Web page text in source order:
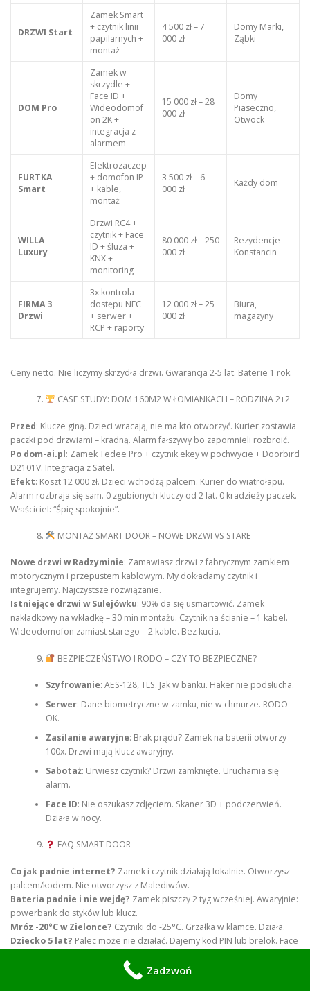
DRZWI Start
Zamek Smart
+ czytnik linii
papilarnych +
montaż
4 500 zł – 7
000 zł
Domy Marki,
Ząbki
DOM Pro
Zamek w
skrzydle +
Face ID +
Wideodomof
on 2K +
integracja z
alarmem
15 000 zł – 28
000 zł
Domy
Piaseczno,
Otwock
FURTKA
Smart
Elektrozaczep
+ domofon IP
+ kable,
montaż
3 500 zł – 6
000 zł
Każdy dom
WILLA
Luxury
Drzwi RC4 +
czytnik + Face
ID + śluza +
KNX +
monitoring
80 000 zł – 250
000 zł
Rezydencje
Konstancin
FIRMA 3
Drzwi
3x kontrola
dostępu NFC
+ serwer +
RCP + raporty
12 000 zł – 25
000 zł
Biura,
magazyny
Ceny netto. Nie liczymy skrzydła drzwi. Gwarancja 2-5 lat. Baterie 1 rok.
CASE STUDY: DOM 160M2 W ŁOMIANKACH – RODZINA 2+2
Przed: Klucze giną. Dzieci wracają, nie ma kto otworzyć. Kurier zostawia
paczki pod drzwiami – kradną. Alarm fałszywy bo zapomnieli rozbroić.
Po dom-ai.pl: Zamek Tedee Pro + czytnik ekey w pochwycie + Doorbird
D2101V. Integracja z Satel.
Efekt: Koszt 12 000 zł. Dzieci wchodzą palcem. Kurier do wiatrołapu.
Alarm rozbraja się sam. 0 zgubionych kluczy od 2 lat. 0 kradzieży paczek.
Właściciel: “Śpię spokojnie”.
MONTAŻ SMART DOOR – NOWE DRZWI VS STARE
Nowe drzwi w Radzyminie: Zamawiasz drzwi z fabrycznym zamkiem
motorycznym i przepustem kablowym. My dokładamy czytnik i
integrujemy. Najczystsze rozwiązanie.
Istniejące drzwi w Sulejówku: 90% da się usmartowić. Zamek
nakładkowy na wkładkę – 30 min montażu. Czytnik na ścianie – 1 kabel.
Wideodomofon zamiast starego – 2 kable. Bez kucia.
BEZPIECZEŃSTWO I RODO – CZY TO BEZPIECZNE?
Szyfrowanie: AES-128, TLS. Jak w banku. Haker nie podsłucha.
Serwer: Dane biometryczne w zamku, nie w chmurze. RODO
OK.
Zasilanie awaryjne: Brak prądu? Zamek na baterii otworzy
100x. Drzwi mają klucz awaryjny.
Sabotaż: Urwiesz czytnik? Drzwi zamknięte. Uruchamia się
alarm.
Face ID: Nie oszukasz zdjęciem. Skaner 3D + podczerwień.
Działa w nocy.
FAQ SMART DOOR
Co jak padnie internet? Zamek i czytnik działają lokalnie. Otworzysz
palcem/kodem. Nie otworzysz z Malediwów.
Bateria padnie i nie wejdę? Zamek piszczy 2 tyg wcześniej. Awaryjnie:
powerbank do styków lub klucz.
Mróz -20°C w Zielonce? Czytniki do -25°C. Grzałka w klamce. Działa.
Dziecko 5 lat? Palec może nie działać. Dajemy kod PIN lub brelok. Face
Baterie 1x rok. Aktualizacje zdalne. Przegląd 1x 2 lata.
Zadzwoń